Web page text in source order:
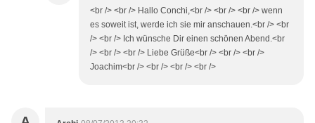
<br /> <br /> Hallo Conchi,<br /> <br /> <br /> wenn
es soweit ist, werde ich sie mir anschauen.<br /> <br
/> <br /> Ich wünsche Dir einen schönen Abend.<br
/> <br /> <br /> Liebe Grüße<br /> <br /> <br />
Joachim<br /> <br /> <br /> <br />